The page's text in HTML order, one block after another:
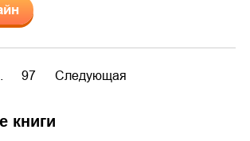
97 Следующая
книги